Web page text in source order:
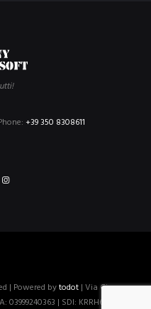
+39 350 8308611
| Powered bytodot| Via Ciro
| SDI: KRRH6B9 |